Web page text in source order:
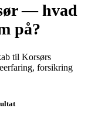
— hvad
på?
til Korsørs
forsikring